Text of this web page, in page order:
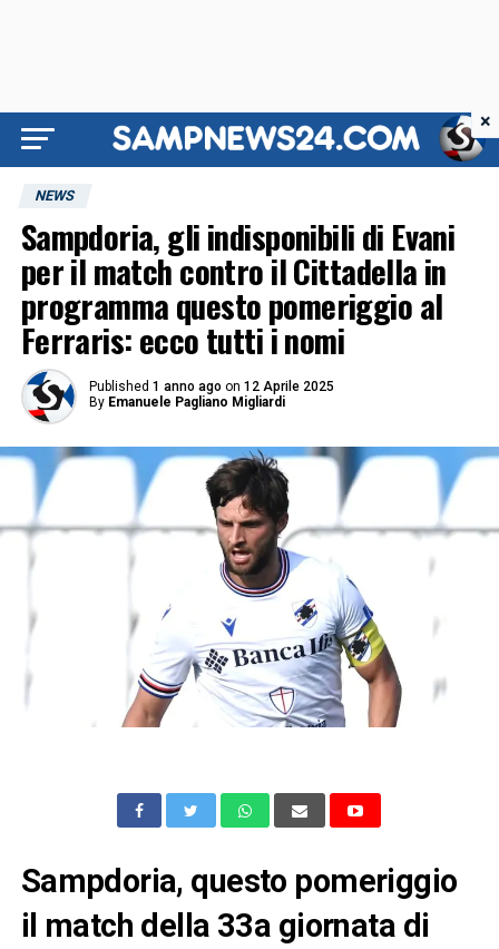
NEWS
Sampdoria, gli indisponibili di Evani
per il match contro il Cittadella in
programma questo pomeriggio al
Ferraris: ecco tutti i nomi
Published 1 anno ago on 12 Aprile 2025
By Emanuele Pagliano Migliardi
Sampdoria, questo pomeriggio
il match della 33a giornata di
×